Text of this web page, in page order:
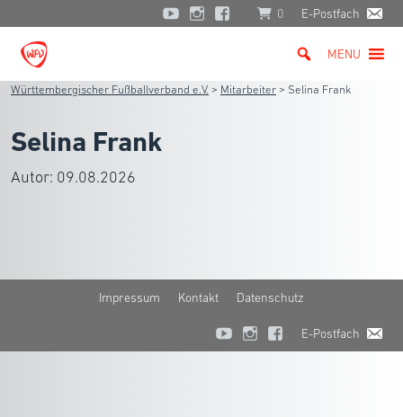
0 E-Postfach
MENU
Württembergischer Fußballverband e.V. > Mitarbeiter > Selina Frank
Selina Frank
Autor: 09.08.2026
Impressum Kontakt Datenschutz
E-Postfach